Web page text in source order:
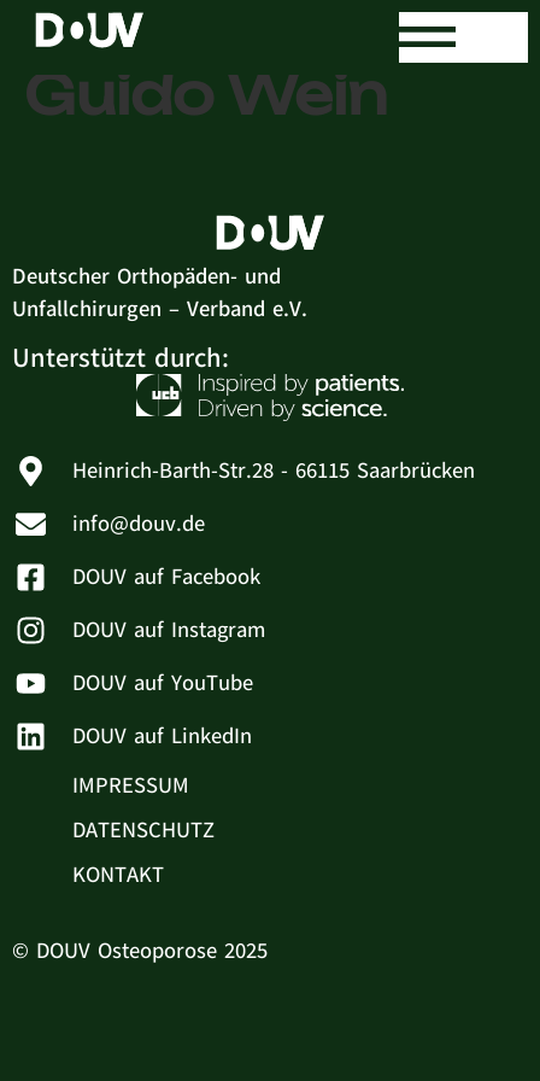
Praxis Dr. med.
Guido Wein
Deutscher Orthopäden- und
Unfallchirurgen – Verband e.V.
Unterstützt durch:
Heinrich-Barth-Str.28 - 66115 Saarbrücken
info@douv.de
DOUV auf Facebook
DOUV auf Instagram
DOUV auf YouTube
DOUV auf LinkedIn
IMPRESSUM
DATENSCHUTZ
KONTAKT
© DOUV Osteoporose 2025